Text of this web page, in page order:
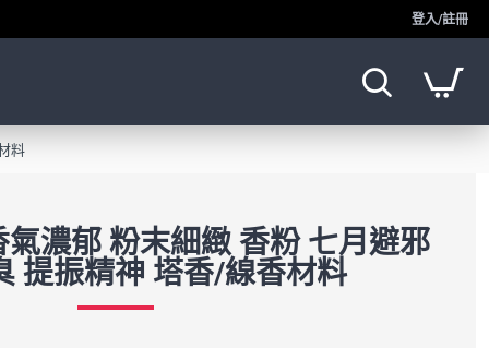
登入/註冊
料
濃郁 粉末細緻 香粉 七月避邪
提振精神 塔香/線香材料